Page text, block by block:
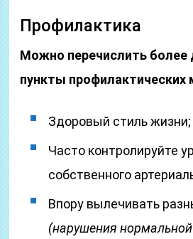
Профилактика
Можно перечислить более
пункты профилактических
Здоровый стиль жизни;
Часто контролируйте
собственного
Впору вылечивать
(нарушения нормальной